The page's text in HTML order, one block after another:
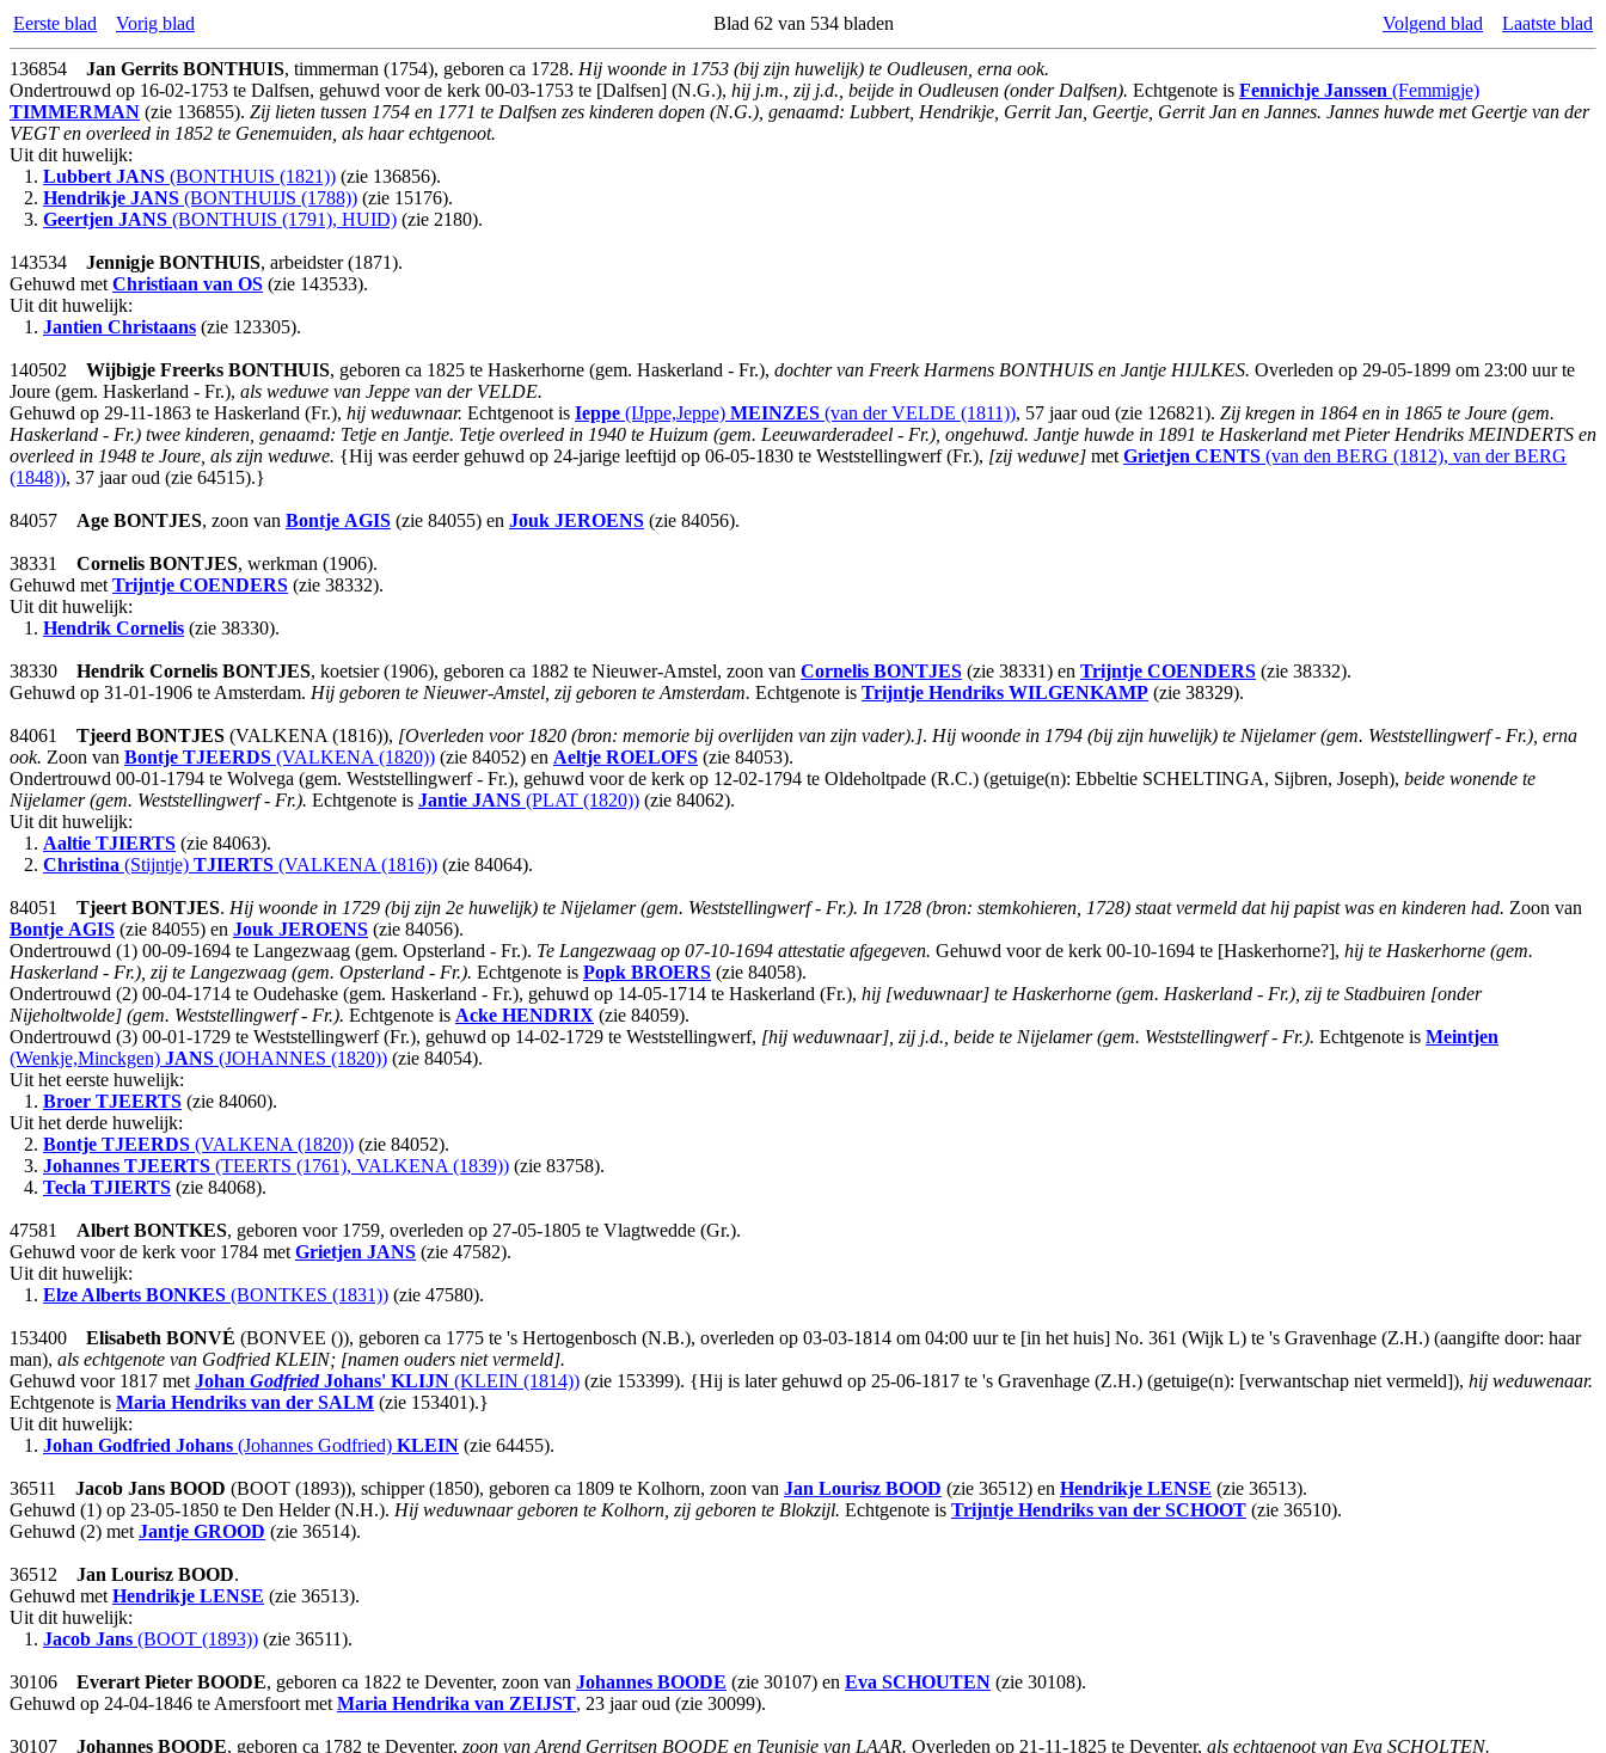
Eerste blad Vorig blad Blad 62 van 534 bladen Volgend blad Laatste blad
136854 Jan Gerrits BONTHUIS, timmerman (1754), geboren ca 1728. Hij woonde in 1753 (bij zijn huwelijk) te Oudleusen, erna ook.
Ondertrouwd op 16-02-1753 te Dalfsen, gehuwd voor de kerk 00-03-1753 te [Dalfsen] (N.G.), hij j.m., zij j.d., beijde in Oudleusen (onder Dalfsen). Echtgenote is Fennichje Janssen (Femmigje)
TIMMERMAN (zie 136855). Zij lieten tussen 1754 en 1771 te Dalfsen zes kinderen dopen (N.G.), genaamd: Lubbert, Hendrikje, Gerrit Jan, Geertje, Gerrit Jan en Jannes. Jannes huwde met Geertje van der
VEGT en overleed in 1852 te Genemuiden, als haar echtgenoot.
Uit dit huwelijk:
1. Lubbert JANS (BONTHUIS (1821)) (zie 136856).
2. Hendrikje JANS (BONTHUIJS (1788)) (zie 15176).
3. Geertjen JANS (BONTHUIS (1791), HUID) (zie 2180).
143534 Jennigje BONTHUIS, arbeidster (1871).
Gehuwd met Christiaan van OS (zie 143533).
Uit dit huwelijk:
1. Jantien Christaans (zie 123305).
140502 Wijbigje Freerks BONTHUIS, geboren ca 1825 te Haskerhorne (gem. Haskerland - Fr.), dochter van Freerk Harmens BONTHUIS en Jantje HIJLKES. Overleden op 29-05-1899 om 23:00 uur te
Joure (gem. Haskerland - Fr.), als weduwe van Jeppe van der VELDE.
Gehuwd op 29-11-1863 te Haskerland (Fr.), hij weduwnaar. Echtgenoot is Ieppe (IJppe,Jeppe) MEINZES (van der VELDE (1811)), 57 jaar oud (zie 126821). Zij kregen in 1864 en in 1865 te Joure (gem.
Haskerland - Fr.) twee kinderen, genaamd: Tetje en Jantje. Tetje overleed in 1940 te Huizum (gem. Leeuwarderadeel - Fr.), ongehuwd. Jantje huwde in 1891 te Haskerland met Pieter Hendriks MEINDERTS en
overleed in 1948 te Joure, als zijn weduwe. {Hij was eerder gehuwd op 24-jarige leeftijd op 06-05-1830 te Weststellingwerf (Fr.), [zij weduwe] met Grietjen CENTS (van den BERG (1812), van der BERG
(1848)), 37 jaar oud (zie 64515).}
84057 Age BONTJES, zoon van Bontje AGIS (zie 84055) en Jouk JEROENS (zie 84056).
38331 Cornelis BONTJES, werkman (1906).
Gehuwd met Trijntje COENDERS (zie 38332).
Uit dit huwelijk:
1. Hendrik Cornelis (zie 38330).
38330 Hendrik Cornelis BONTJES, koetsier (1906), geboren ca 1882 te Nieuwer-Amstel, zoon van Cornelis BONTJES (zie 38331) en Trijntje COENDERS (zie 38332).
Gehuwd op 31-01-1906 te Amsterdam. Hij geboren te Nieuwer-Amstel, zij geboren te Amsterdam. Echtgenote is Trijntje Hendriks WILGENKAMP (zie 38329).
84061 Tjeerd BONTJES (VALKENA (1816)), [Overleden voor 1820 (bron: memorie bij overlijden van zijn vader).]. Hij woonde in 1794 (bij zijn huwelijk) te Nijelamer (gem. Weststellingwerf - Fr.), erna
ook. Zoon van Bontje TJEERDS (VALKENA (1820)) (zie 84052) en Aeltje ROELOFS (zie 84053).
Ondertrouwd 00-01-1794 te Wolvega (gem. Weststellingwerf - Fr.), gehuwd voor de kerk op 12-02-1794 te Oldeholtpade (R.C.) (getuige(n): Ebbeltie SCHELTINGA, Sijbren, Joseph), beide wonende te
Nijelamer (gem. Weststellingwerf - Fr.). Echtgenote is Jantie JANS (PLAT (1820)) (zie 84062).
Uit dit huwelijk:
1. Aaltie TJIERTS (zie 84063).
2. Christina (Stijntje) TJIERTS (VALKENA (1816)) (zie 84064).
84051 Tjeert BONTJES. Hij woonde in 1729 (bij zijn 2e huwelijk) te Nijelamer (gem. Weststellingwerf - Fr.). In 1728 (bron: stemkohieren, 1728) staat vermeld dat hij papist was en kinderen had. Zoon van
Bontje AGIS (zie 84055) en Jouk JEROENS (zie 84056).
Ondertrouwd (1) 00-09-1694 te Langezwaag (gem. Opsterland - Fr.). Te Langezwaag op 07-10-1694 attestatie afgegeven. Gehuwd voor de kerk 00-10-1694 te [Haskerhorne?], hij te Haskerhorne (gem.
Haskerland - Fr.), zij te Langezwaag (gem. Opsterland - Fr.). Echtgenote is Popk BROERS (zie 84058).
Ondertrouwd (2) 00-04-1714 te Oudehaske (gem. Haskerland - Fr.), gehuwd op 14-05-1714 te Haskerland (Fr.), hij [weduwnaar] te Haskerhorne (gem. Haskerland - Fr.), zij te Stadbuiren [onder
Nijeholtwolde] (gem. Weststellingwerf - Fr.). Echtgenote is Acke HENDRIX (zie 84059).
Ondertrouwd (3) 00-01-1729 te Weststellingwerf (Fr.), gehuwd op 14-02-1729 te Weststellingwerf, [hij weduwnaar], zij j.d., beide te Nijelamer (gem. Weststellingwerf - Fr.). Echtgenote is Meintjen
(Wenkje,Minckgen) JANS (JOHANNES (1820)) (zie 84054).
Uit het eerste huwelijk:
1. Broer TJEERTS (zie 84060).
Uit het derde huwelijk:
2. Bontje TJEERDS (VALKENA (1820)) (zie 84052).
3. Johannes TJEERTS (TEERTS (1761), VALKENA (1839)) (zie 83758).
4. Tecla TJIERTS (zie 84068).
47581 Albert BONTKES, geboren voor 1759, overleden op 27-05-1805 te Vlagtwedde (Gr.).
Gehuwd voor de kerk voor 1784 met Grietjen JANS (zie 47582).
Uit dit huwelijk:
1. Elze Alberts BONKES (BONTKES (1831)) (zie 47580).
153400 Elisabeth BONVÉ (BONVEE ()), geboren ca 1775 te 's Hertogenbosch (N.B.), overleden op 03-03-1814 om 04:00 uur te [in het huis] No. 361 (Wijk L) te 's Gravenhage (Z.H.) (aangifte door: haar
man), als echtgenote van Godfried KLEIN; [namen ouders niet vermeld].
Gehuwd voor 1817 met Johan GodfriedJohans' KLIJN (KLEIN (1814)) (zie 153399). {Hij is later gehuwd op 25-06-1817 te 's Gravenhage (Z.H.) (getuige(n): [verwantschap niet vermeld]), hij weduwenaar.
Echtgenote is Maria Hendriks van der SALM (zie 153401).}
Uit dit huwelijk:
1. Johan Godfried Johans (Johannes Godfried) KLEIN (zie 64455).
36511 Jacob Jans BOOD (BOOT (1893)), schipper (1850), geboren ca 1809 te Kolhorn, zoon van Jan Lourisz BOOD (zie 36512) en Hendrikje LENSE (zie 36513).
Gehuwd (1) op 23-05-1850 te Den Helder (N.H.). Hij weduwnaar geboren te Kolhorn, zij geboren te Blokzijl. Echtgenote is Trijntje Hendriks van der SCHOOT (zie 36510).
Gehuwd (2) met Jantje GROOD (zie 36514).
36512 Jan Lourisz BOOD.
Gehuwd met Hendrikje LENSE (zie 36513).
Uit dit huwelijk:
1. Jacob Jans (BOOT (1893)) (zie 36511).
30106 Everart Pieter BOODE, geboren ca 1822 te Deventer, zoon van Johannes BOODE (zie 30107) en Eva SCHOUTEN (zie 30108).
Gehuwd op 24-04-1846 te Amersfoort met Maria Hendrika van ZEIJST, 23 jaar oud (zie 30099).
30107 Johannes BOODE, geboren ca 1782 te Deventer, zoon van Arend Gerritsen BOODE en Teunisje van LAAR. Overleden op 21-11-1825 te Deventer, als echtgenoot van Eva SCHOLTEN.